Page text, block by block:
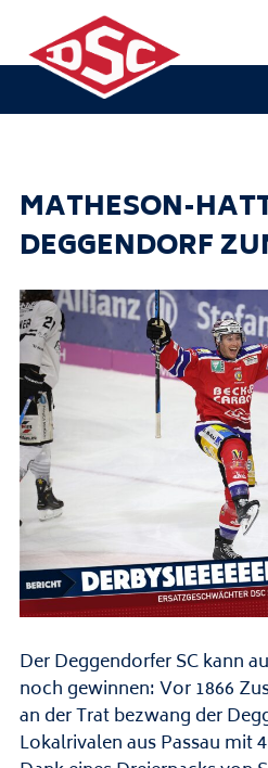
MATHESON-
DEGGENDORF
Der Deggendorfer SC kann
noch gewinnen: Vor 1866
an der Trat bezwang der
Lokalrivalen aus Passau mit